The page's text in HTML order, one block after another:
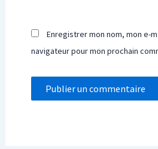
Enregistrer mon nom, mon e-
navigateur pour mon prochain